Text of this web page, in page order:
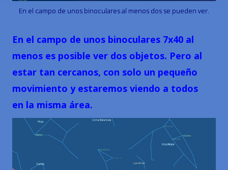
En el campo de unos binoculares al menos dos se pueden ver.
En el campo de unos binoculares 7x40 al
menos es posible ver dos objetos. Pero al
estar tan cercanos, con solo un pequeño
movimiento y estaremos viendo a todos
en la misma área.